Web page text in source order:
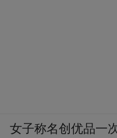
女子称名创优品一